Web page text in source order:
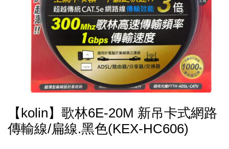
【kolin】歌林6E-20M 新吊卡式網路
傳輸線/扁線.黑色(KEX-HC606)